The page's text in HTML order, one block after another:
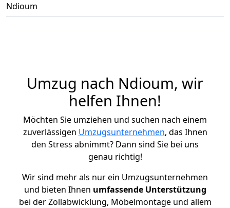
Ndioum
Umzug nach Ndioum, wir
helfen Ihnen!
Möchten Sie umziehen und suchen nach einem
zuverlässigen Umzugsunternehmen, das Ihnen
den Stress abnimmt? Dann sind Sie bei uns
genau richtig!
Wir sind mehr als nur ein Umzugsunternehmen
und bieten Ihnen umfassende Unterstützung
bei der Zollabwicklung, Möbelmontage und allem